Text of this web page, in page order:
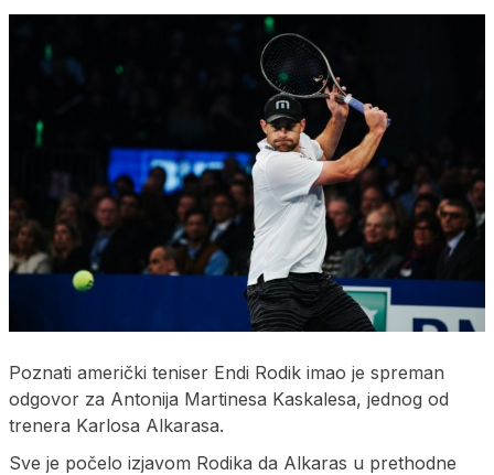
Poznati američki teniser Endi Rodik imao je spreman
odgovor za Antonija Martinesa Kaskalesa, jednog od
trenera Karlosa Alkarasa.
Sve je počelo izjavom Rodika da Alkaras u prethodne